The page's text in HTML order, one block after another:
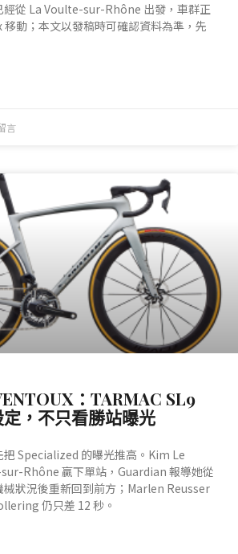
經從 La Voulte-sur-Rhône 出發，車群正
動；本文以發稿時可確認資料為準，先
言
：TARMAC SL9
，不只看勝站曝光
把 Specialized 的曝光推高。Kim Le
Rhône 贏下單站，Guardian 報導她從
械狀況後重新回到前方；Marlen Reusser
仍只差 12 秒。